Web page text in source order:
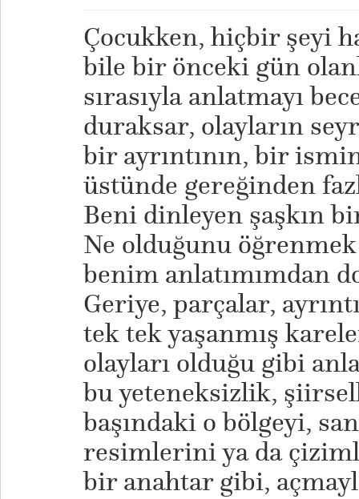
Çocukken, hiçbir şeyi
bile bir önceki gün
sırasıyla anlatmayı
duraksar, olayların
bir ayrıntının, bir
üstünde gereğinden
Beni dinleyen şaşkın
Ne olduğunu
benim anlatımımdan
Geriye, parçalar,
tek tek yaşanmış
olayları olduğu gibi
bu yeteneksizlik,
başındaki o bölgeyi,
resimlerini ya da
bir anahtar gibi,